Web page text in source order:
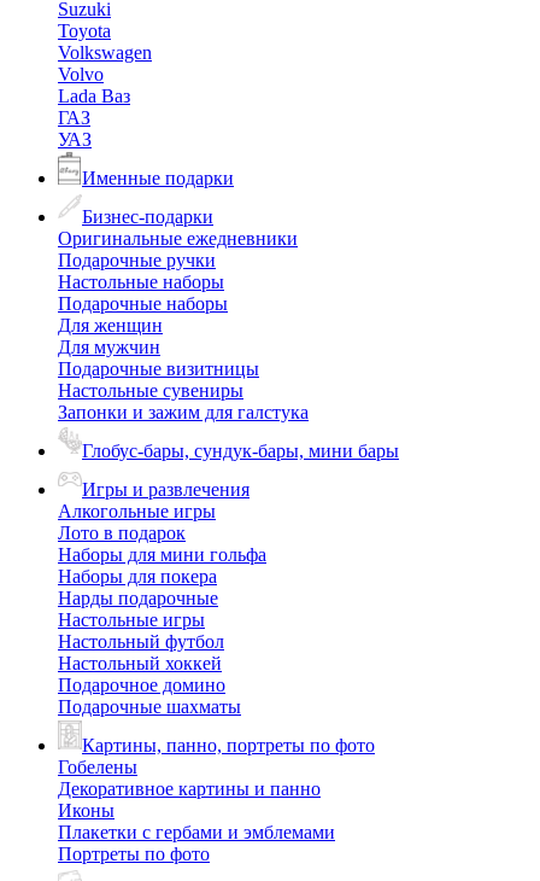
Suzuki
Toyota
Volkswagen
Volvo
Lada Ваз
ГАЗ
УАЗ
Именные подарки
Бизнес-подарки
Оригинальные ежедневники
Подарочные ручки
Настольные наборы
Подарочные наборы
Для женщин
Для мужчин
Подарочные визитницы
Настольные сувениры
Запонки и зажим для галстука
Глобус-бары, сундук-бары, мини бары
Игры и развлечения
Алкогольные игры
Лото в подарок
Наборы для мини гольфа
Наборы для покера
Нарды подарочные
Настольные игры
Настольный футбол
Настольный хоккей
Подарочное домино
Подарочные шахматы
Картины, панно, портреты по фото
Гобелены
Декоративное картины и панно
Иконы
Плакетки с гербами и эмблемами
Портреты по фото